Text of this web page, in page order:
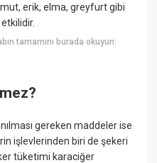
erik, elma, greyfurt gibi
tamamını burada okuyun:
gereken maddeler ise
işlevlerinden biri de şekeri
tüketimi karaciğer